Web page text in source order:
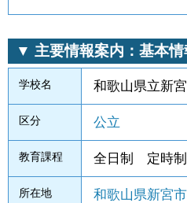
▼ 主要情報案内：基本情
学校名 和歌山県立新
区分 公立
教育課程 全日制 定時制
所在地 和歌山県新宮